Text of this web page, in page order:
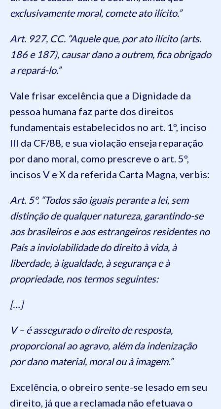
exclusivamente moral, comete ato ilícito.”
Art. 927, CC. “Aquele que, por ato ilícito (arts.
186 e 187), causar dano a outrem, fica obrigado
a repará-lo.”
Vale frisar excelência que a Dignidade da
pessoa humana faz parte dos direitos
fundamentais estabelecidos no art. 1º, inciso
III da CF/88, e sua violação enseja reparação
por dano moral, como prescreve o art. 5º,
incisos V e X da referida Carta Magna, verbis:
Art. 5º. “Todos são iguais perante a lei, sem
distinção de qualquer natureza, garantindo-se
aos brasileiros e aos estrangeiros residentes no
País a inviolabilidade do direito à vida, à
liberdade, à igualdade, à segurança e à
propriedade, nos termos seguintes:
[…]
V – é assegurado o direito de resposta,
proporcional ao agravo, além da indenização
por dano material, moral ou à imagem.”
Excelência, o obreiro sente-se lesado em seu
direito, já que a reclamada não efetuava o